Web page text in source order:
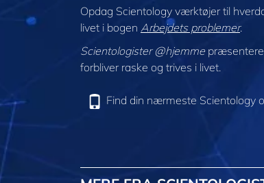
Opdag Scientology værktøjer til
livet i bogen Arbejdets problemer.
Scientologister @hjemme
forbliver raske og trives i livet.
Find din nærmeste Scientology